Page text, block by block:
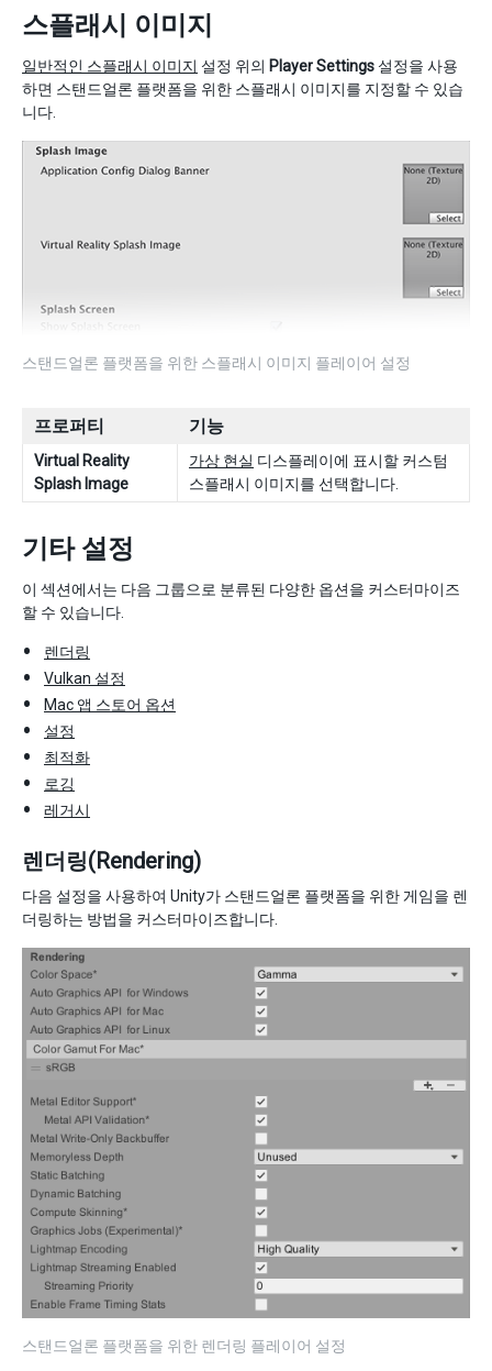
스플래시 이미지
일반적인 스플래시 이미지 설정 위의 Player Settings 설정을 사용
하면 스탠드얼론 플랫폼을 위한 스플래시 이미지를 지정할 수 있습
니다.
스탠드얼론 플랫폼을 위한 스플래시 이미지 플레이어 설정
프로퍼티 기능
Virtual Reality
Splash Image
가상 현실 디스플레이에 표시할 커스텀
스플래시 이미지를 선택합니다.
기타 설정
이 섹션에서는 다음 그룹으로 분류된 다양한 옵션을 커스터마이즈
할 수 있습니다.
렌더링
Vulkan 설정
Mac 앱 스토어 옵션
설정
최적화
로깅
레거시
렌더링(Rendering)
다음 설정을 사용하여 Unity가 스탠드얼론 플랫폼을 위한 게임을 렌
더링하는 방법을 커스터마이즈합니다.
스탠드얼론 플랫폼을 위한 렌더링 플레이어 설정